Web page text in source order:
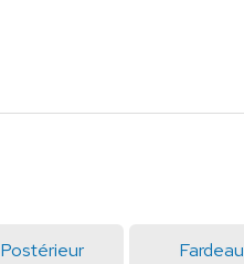
Postérieur Fardeau